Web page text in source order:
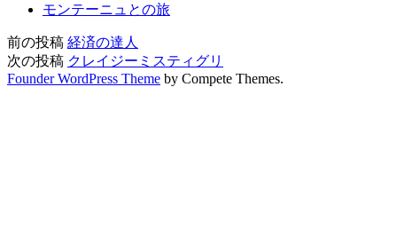
モンテーニュとの旅
前の投稿 経済の達人
次の投稿 クレイジーミスティグリ
Founder WordPress Theme by Compete Themes.